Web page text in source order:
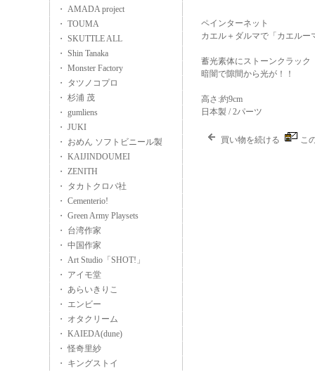
・ AMADA project
・ TOUMA
・ SKUTTLE ALL
・ Shin Tanaka
・ Monster Factory
・ タツノコプロ
・ 杉浦 茂
・ gumliens
・ JUKI
・ おめん ソフトビニール製
・ KAIJINDOUMEI
・ ZENITH
・ タカトクロバ社
・ Cementerio!
・ Green Army Playsets
・ 台湾作家
・ 中国作家
・ Art Studio「SHOT!」
・ アイモ堂
・ あらいきりこ
・ エンビー
・ オタクリーム
・ KAIEDA(dune)
・ 怪奇里紗
・ キングストイ
ペインターネット
カエル＋ダルマで「カエルー
蓄光素体にストーンクラック
暗闇で隙間から光が！！
高さ:約9cm
日本製 / 2パーツ
買い物を続ける こ